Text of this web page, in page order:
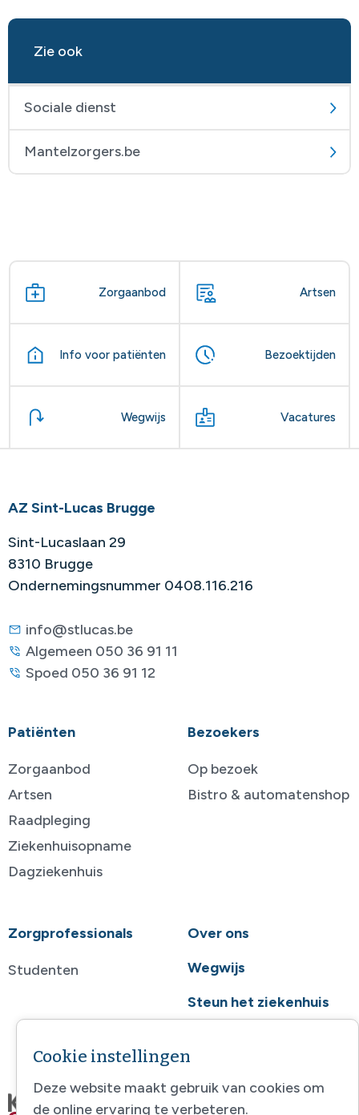
Zie ook
Sociale dienst
Mantelzorgers.be
Zorgaanbod Artsen
Info voor patiënten Bezoektijden
Wegwijs Vacatures
AZ Sint-Lucas Brugge
Sint-Lucaslaan 29
8310 Brugge
Ondernemingsnummer 0408.116.216
info@stlucas.be
Algemeen 050 36 91 11
Spoed 050 36 91 12
Patiënten
Zorgaanbod
Artsen
Raadpleging
Ziekenhuisopname
Dagziekenhuis
Bezoekers
Op bezoek
Bistro & automatenshop
Zorgprofessionals
Studenten
Over ons
Wegwijs
Steun het ziekenhuis
Cookie instellingen
Deze website maakt gebruik van cookies om
de online ervaring te verbeteren.